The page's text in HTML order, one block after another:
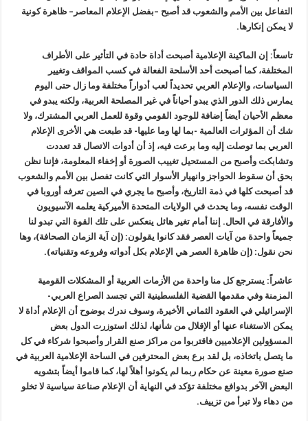
التفاعل بين الأمم والشعوب قد أصبح –بفضل الإعلام المعاصر– ظاهرة كونية
لا يمكن إنكارها.
تاسعاً: إن الماكينة الإعلامية أصبحت أداة حادة في التأثير على الأطراف
المختلفة، كما أصبحت أحد الأسلحة الفعالة في كسب المواقف وتغيير
السياسات، والإعلام العربي تحديداً لعب أدواراً مختلفة وما زال حتى اليوم
يمارس ذلك الدور الذي يبدو أحياناً في غير المصلحة العربية، ولكنه يبدو في
معظم الأحيان أيضاً إضافة للوجود القومي وقوة للعمل العربي المشترك، ولا
شك أن المؤثرات العالمية -بما لها وما عليها- قد طبعت هي الأخرى الإعلام
العربي بما توصلت إليه وما برعت فيه، إذ أن أدوات الاتصال قد تعددت
وتشابكت وأصبح من المستحيل تغييب الصورة أو إخفاء المعلومة، فإننا نظن
بحق أن سقوط الحواجز وانهيار الأسوار التي كانت تفصل بين الأمم والشعوب
قد أصبحت كلها في ذمة التاريخ، وأصبح ما يجري في الصين تعرفه أوروبا في
الوقت نفسه، وما يحدث في الولايات المتحدة الأميركية يعلمه الآسيويون
والأفارقة في الحال. إننا أمام تغير هائل ينعكس على تلك القوة التي تبدو لنا
جميعاً واحدة من آيات العصر فقد كانوا يقولون: (إن آية الزمان الصحافة)، وها
نحن نقول: (إن ظاهرة العصر هي الإعلام بكل أدواته وفروعه وتقنياته).
عاشراً: يسترجع كل منا واحدة من الأزمات العربية أو المشكلات القومية
المزمنة وفي مقدمها القضية الفلسطينية التي تجسد الصراع العربي-
الإسرائيلي في العقود الثماني الأخيرة، وسوف ندرك بوضوح أن الإعلام أداة لا
يمكن الاستغناء عنها أو الإقلال من شأنها، لذلك استوزرت الدول بعض
المسؤولين الإعلاميين فاقتربوا من مراكز صنع القرار وأصبحوا شركاء في كل
ما يتصل باتخاذه، بل لقد برع بعض المحترفين في الساحة الإعلامية العربية في
صنع صورة معينة عن حكام ربما لم يكونوا أهلاً لها، كما قاموا أيضاً بتشويه
البعض الآخر بدوافع مختلفة تؤكد في النهاية أن الإعلام صناعة سياسية لا تخلو
من دهاء ولا تبرأ من تزييف.